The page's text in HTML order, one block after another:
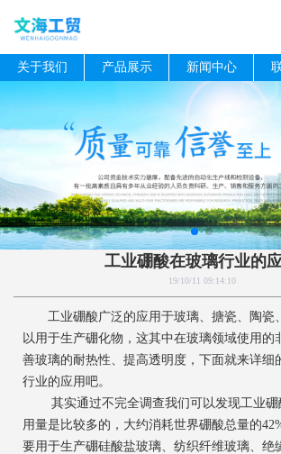
关于我们 产品展示 新闻中心
工业硼酸在玻璃行业的
19/10/11 09:14:10
工业硼酸广泛的应用于玻璃、搪瓷、陶瓷
以用于生产硼化物，这其中在玻璃领域使用的
善玻璃的耐热性、提高透明度，下面就来详细
行业的应用吧。
其实通过不完全调查我们可以发现工业硼
用量是比较多的，大约消耗世界硼酸总量的
要用于生产硼硅酸盐玻璃、纺织纤维玻璃、绝